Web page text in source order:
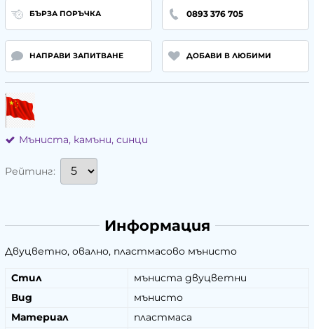
БЪРЗА ПОРЪЧКА 0893 376 705
НАПРАВИ ЗАПИТВАНЕ ДОБАВИ В ЛЮБИМИ
Мъниста, камъни, синци
Рейтинг:
Информация
Двуцветно, овално, пластмасово мънисто
Стил
мъниста двуцветни
Вид
мънисто
Материал
пластмаса